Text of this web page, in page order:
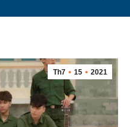
Th7 15 2021